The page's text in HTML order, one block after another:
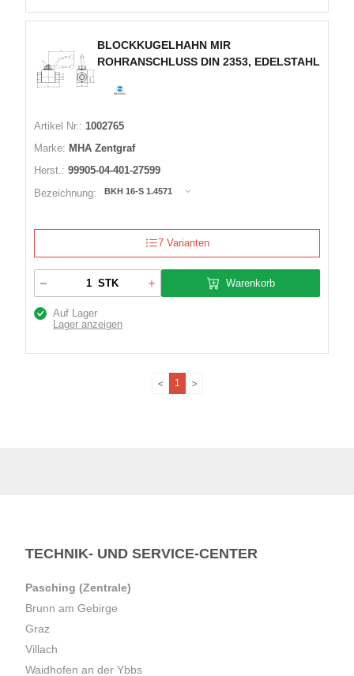
BLOCKKUGELHAHN MIR
ROHRANSCHLUSS DIN 2353, EDELSTAHL
Artikel Nr.: 1002765
Marke: MHA Zentgraf
Herst.: 99905-04-401-27599
Bezeichnung:
BKH 16-S 1.4571
7 Varianten
STK Warenkorb
Auf Lager
Lager anzeigen
1
TECHNIK- UND SERVICE-CENTER
Pasching (Zentrale)
Brunn am Gebirge
Graz
Villach
Waidhofen an der Ybbs